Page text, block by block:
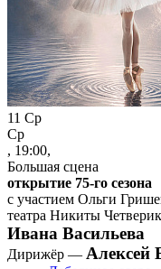
11 Ср
Ср
, 19:00,
Большая сцена
открытие 75-го сезона
с участием Ольги
театра Никиты
Ивана Васильева
Дирижёр — Алексей